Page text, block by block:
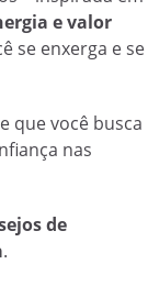
e valor
se enxerga e se
que você busca
nas
de
.